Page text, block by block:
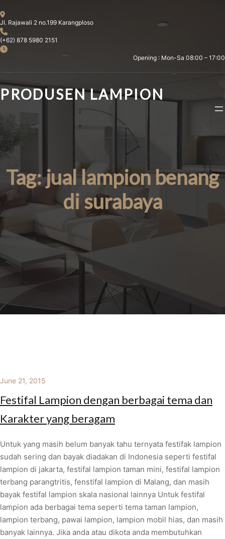
to
content
Jl. Rajawali 2 no.199 Karangploso
(+62) 878 5980 2151
Opening : Mon-Sa 08:00 – 17:00
PRODUSEN LAMPION
Tag:jual lampion benang
di surabaya
June 21, 2015
Festifal Lampion dengan berbagai tema dan
Karakter yang beragam
Untuk yang masih belum banyak tahu ternyata festifak lampion
sudah sering dan bayak diadakan di Indonesia seperti festifal
lampion di jakarta, festifal lampion taman mini, festifal lampion
terbang parangtritis, fenstifal lampion di Malang, dan masih
bayak festifal lampion skala nasional lainnya Untuk festifal
lampion ada berbagai tema seperti tema taman lampion,
lampion terbang, pawai lampion, lampion mobil hias, dan masih
banyak lainnya. Jika anda atau dikota anda membutuhkan